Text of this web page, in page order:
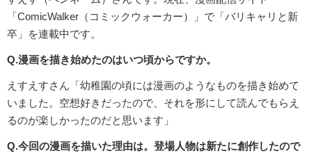
「ComicWalker（コミックウォーカー）」で「バリキャリと新
卒」を連載中です。
Q.漫画を描き始めたのはいつ頃からですか。
えすえすさん「幼稚園の頃には漫画のようなものを描き始めて
いました。空想好きだったので、それを形にして読んでもらえ
るのが楽しかったのだと思います」
Q.今回の漫画を描いた理由は。登場人物は新たに創作したので